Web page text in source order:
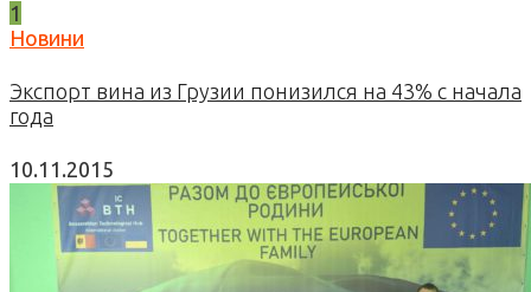
1
Новини
Экспорт вина из Грузии понизился на 43% с начала
года
10.11.2015